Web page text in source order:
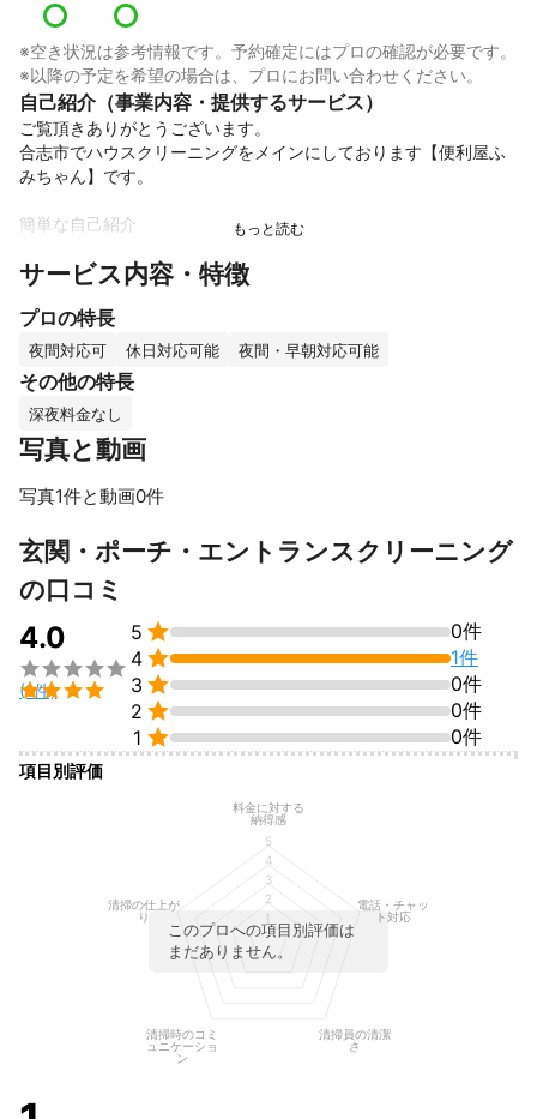
※空き状況は参考情報です。予約確定にはプロの確認が必要です。
※以降の予定を希望の場合は、プロにお問い合わせください。
自己紹介（事業内容・提供するサービス）
ご覧頂きありがとうございます。
合志市でハウスクリーニングをメインにしております【便利屋ふ
みちゃん】です。
簡単な自己紹介
☆1988年生まれ、生まれも育ちも熊本県です。
☆今までの仕事の経験は、電気工事業、ハウスクリーニング業、
引っ越し業、配送業、車の鈑金塗装業、接客業、農業たくさんの
業種をやってまいりました。
人一倍多業種に触れたので、よく手先が器用だね。物知りだねと
言われます。
多くのお客様から仕事を頂き、技術やサービス
が、さらに向上してまいりました。
これまで仕事いただいた方々や、リピーター様への感謝は忘れま
せん。これから出会う方々にも
ふみちゃんに頼んで良かった。と言って頂けるよう取り組んでま
いります。
定期清掃の受付もしております。ハウスクリーニングは是非当店
へお任せ下さい(*^^*)
これまでの実績
■□昨年□■2024年度
サービス内容・特徴
プロの特長
夜間対応可 休日対応可能 夜間・早朝対応可能
その他の特長
深夜料金なし
写真と動画
写真1件と動画0件
玄関・ポーチ・エントランスクリーニング
の口コミ
4.0


(1件)
5 
0件
4 
1件
3 
0件
2 
0件
1  0件
項目別評価
このプロへの項目別評価は
まだありません。
料金に対する
納得感
電話・チャッ
ト対応
清掃員の清潔
さ
清掃時のコミ
ュニケーショ
ン
清掃の仕上が
り
1
2
3
4
5